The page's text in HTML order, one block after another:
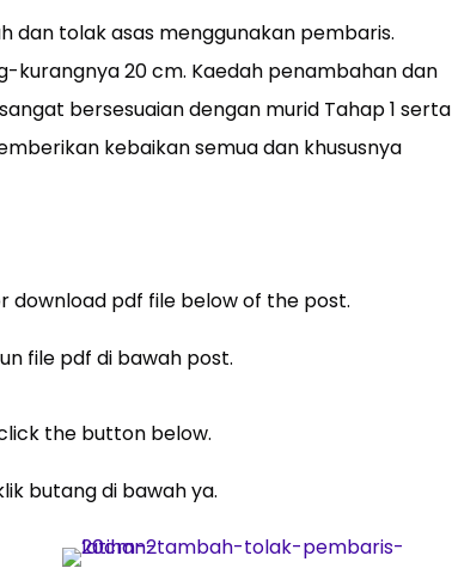
tolak asas menggunakan pembaris.
kurangnya 20 cm. Kaedah penambahan dan
bersesuaian dengan murid Tahap 1 serta
kebaikan semua dan khususnya
download pdf file below of the post.
file pdf di bawah post.
the button below.
butang di bawah ya.